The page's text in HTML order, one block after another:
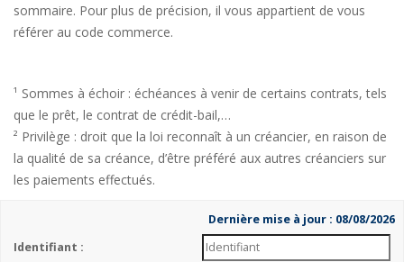
sommaire. Pour plus de précision, il vous appartient de vous
référer au code commerce.
¹ Sommes à échoir : échéances à venir de certains contrats, tels
que le prêt, le contrat de crédit-bail,…
² Privilège : droit que la loi reconnaît à un créancier, en raison de
la qualité de sa créance, d’être préféré aux autres créanciers sur
les paiements effectués.
Dernière mise à jour : 08/08/2026
Identifiant :